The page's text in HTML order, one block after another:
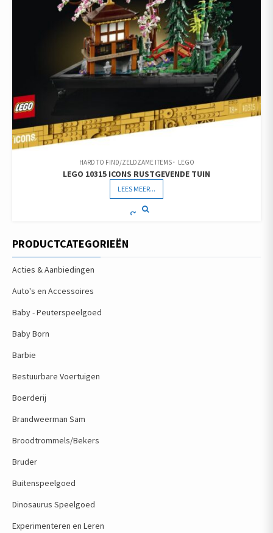
HARD TO FIND/ZELDZAME ITEMS LEGO
LEGO 10315 ICONS RUSTGEVENDE TUIN
LEES MEER...
PRODUCTCATEGORIEËN
Acties & Aanbiedingen
Auto's en Accessoires
Baby - Peuterspeelgoed
Baby Born
Barbie
Bestuurbare Voertuigen
Boerderij
Brandweerman Sam
Broodtrommels/Bekers
Bruder
Buitenspeelgoed
Dinosaurus Speelgoed
Experimenteren en Leren